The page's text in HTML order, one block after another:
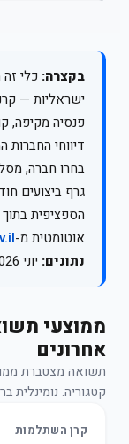
בקצרה: כלי
ישראליות —
פנסיה מקיפה,
דיווחי החברות
בחרו חברה,
גרף ביצועים
הספציפית
אוטומטית מ-
נתונים: יוני 2026.
אחרונים
תשואה מצטברת
קטגוריה. נומינלית
קרן השתלמות